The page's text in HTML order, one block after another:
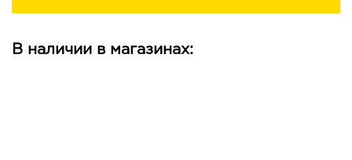
В наличии в магазинах: